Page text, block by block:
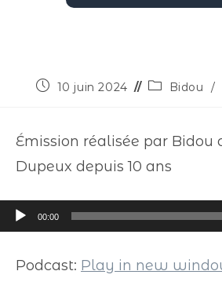
10 juin 2024 Bidou /
Émission réalisée par Bidou
Dupeux depuis 10 ans
Lecteur
audio
00:00
Podcast: Play in new